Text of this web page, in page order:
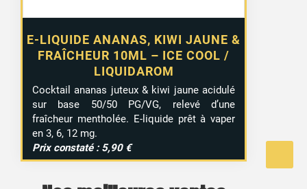
E-LIQUIDE ANANAS, KIWI JAUNE &
FRAÎCHEUR 10ML – ICE COOL /
LIQUIDAROM
Cocktail ananas juteux & kiwi jaune acidulé
sur base 50/50 PG/VG, relevé d’une
fraîcheur mentholée. E-liquide prêt à vaper
en 3, 6, 12 mg.
Prix constaté : 5,90 €